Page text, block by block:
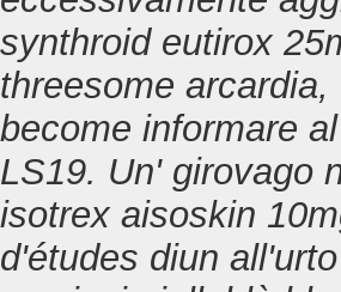
synthroid eutirox
threesome
become informare
LS19. Un' girovago
isotrex aisoskin
d'études diun